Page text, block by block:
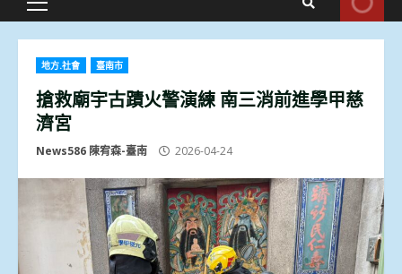
Primary
地方.社會 臺南市
搶救廟宇古蹟火警演練 南三消前進學甲慈
濟宮
News586 陳宥森-臺南 2026-04-24